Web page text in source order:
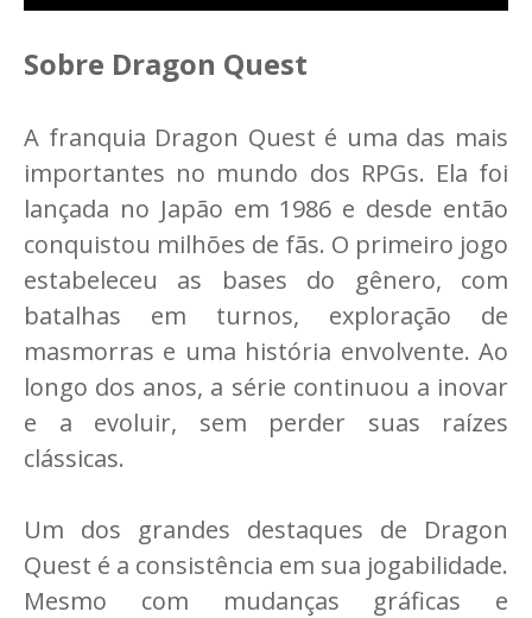
Sobre Dragon Quest
A franquia Dragon Quest é uma das mais
importantes no mundo dos RPGs. Ela foi
lançada no Japão em 1986 e desde então
conquistou milhões de fãs. O primeiro jogo
estabeleceu as bases do gênero, com
batalhas em turnos, exploração de
masmorras e uma história envolvente. Ao
longo dos anos, a série continuou a inovar
e a evoluir, sem perder suas raízes
clássicas.
Um dos grandes destaques de Dragon
Quest é a consistência em sua jogabilidade.
Mesmo com mudanças gráficas e